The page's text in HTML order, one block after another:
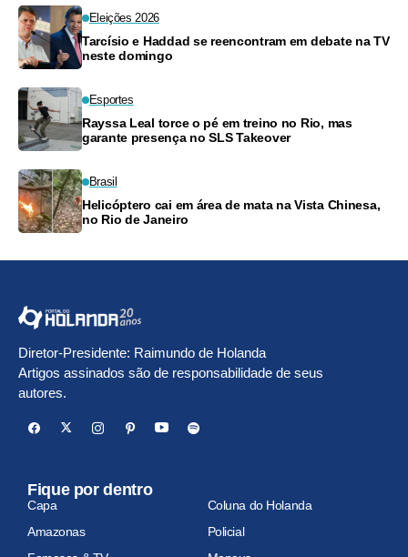
Eleições 2026
Tarcísio e Haddad se reencontram em debate na TV
neste domingo
Esportes
Rayssa Leal torce o pé em treino no Rio, mas
garante presença no SLS Takeover
Brasil
Helicóptero cai em área de mata na Vista Chinesa,
no Rio de Janeiro
Diretor-Presidente: Raimundo de Holanda
Artigos assinados são de responsabilidade de seus
autores.
Fique por dentro
Capa
Coluna do Holanda
Amazonas
Policial